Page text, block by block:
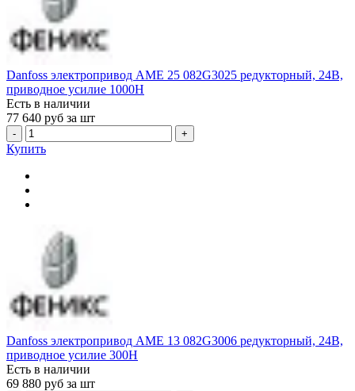
Danfoss электропривод AME 25 082G3025 редукторный, 24В,
приводное усилие 1000Н
Есть в наличии
77 640 руб за шт
- +
Купить
Danfoss электропривод AME 13 082G3006 редукторный, 24В,
приводное усилие 300Н
Есть в наличии
69 880 руб за шт